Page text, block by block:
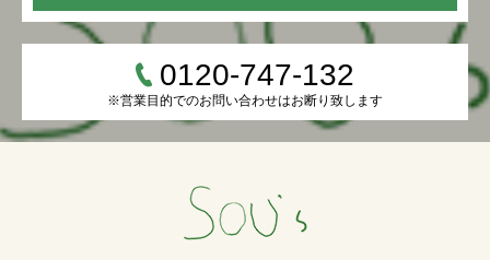
0120-747-132
※営業目的でのお問い合わせはお断り致します